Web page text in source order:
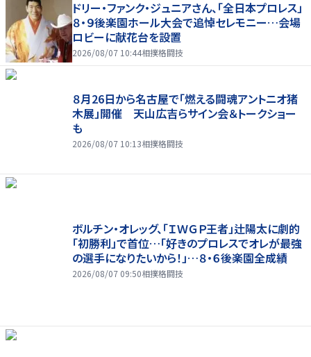
ドリー・ファンク・ジュニアさん、「全日本プロレス」
８・９後楽園ホール大会で追悼セレモニー…会場
ロビーに献花台を設置
2026/08/07 10:44相撲格闘技
８月26日から名古屋で「燃える闘魂アントニオ猪
木展」開催 天山広吉らサイン会＆トークショー
も
2026/08/07 10:13相撲格闘技
ボルチン・オレッグ、「ＩＷＧＰ王者」辻陽太に劇的
「初勝利」で首位…「好きのプロレスでオレが最強
の選手になりたいから！」…８・６後楽園全成績
2026/08/07 09:50相撲格闘技